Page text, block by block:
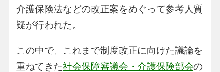
介護保険法などの改正案をめぐって参考人質
疑が行われた。
この中で、これまで制度改正に向けた議論を
重ねてきた社会保障審議会・介護保険部会の